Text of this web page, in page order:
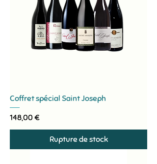
Coffret spécial Saint Joseph
Prix
148,00 €
Rupture de stock